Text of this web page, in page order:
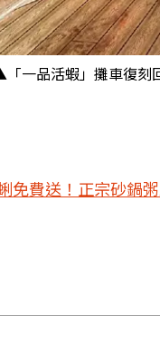
一品活蝦」攤車復刻
免費送！正宗砂鍋